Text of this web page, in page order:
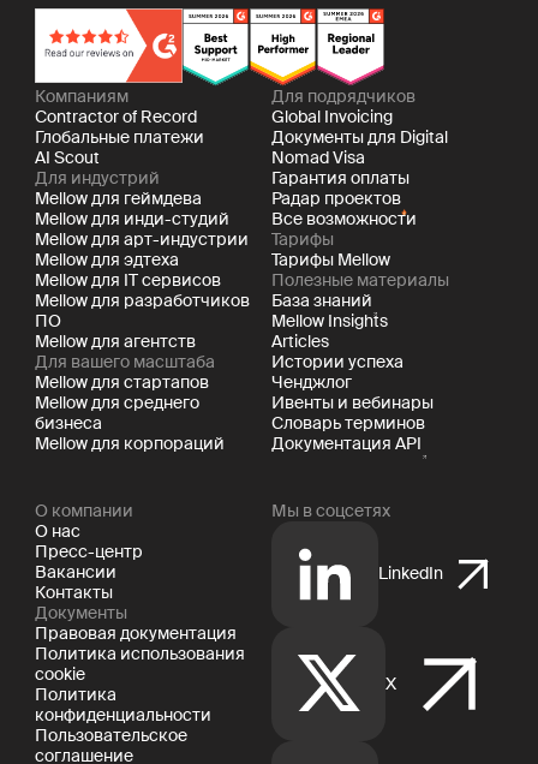
Компаниям
Contractor of Record
Глобальные платежи
AI Scout
Для индустрий
Mellow для геймдева
Mellow для инди-студий
Mellow для арт-индустрии
Mellow для эдтеха
Mellow для IT сервисов
Mellow для разработчиков
ПО
Mellow для агентств
Для вашего масштаба
Mellow для стартапов
Mellow для среднего
бизнеса
Mellow для корпораций
Для подрядчиков
Global Invoicing
Документы для Digital
Nomad Visa
Гарантия оплаты
Радар проектов
Все возможности
Тарифы
Тарифы Mellow
Полезные материалы
База знаний
Mellow Insights
Articles
Истории успеха
Ченджлог
Ивенты и вебинары
Словарь терминов
Документация API
О компании
О нас
Пресс-центр
Вакансии
Контакты
Документы
Правовая документация
Политика использования
cookie
Политика
конфиденциальности
Пользовательское
соглашение
Мы в соцсетях
LinkedIn
X